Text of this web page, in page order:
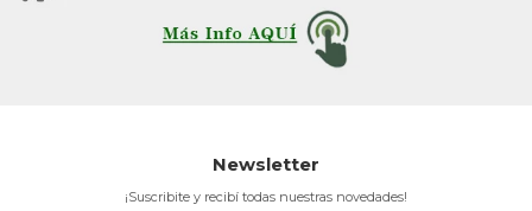
Newsletter
¡Suscribite y recibí todas nuestras novedades!